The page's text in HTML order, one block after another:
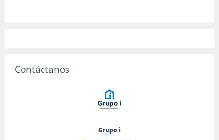
Contáctanos
Grupo i